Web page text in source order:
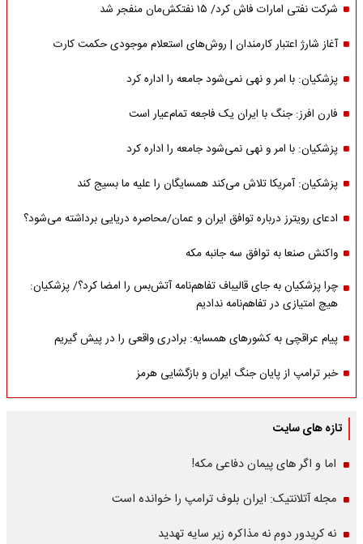
شرکت نفتی امارات فاش کرد/ ۱۵ نفتکش‌مان منفجر شد
آغاز شارژ اعتبار کارمندان | روش‌های استعلام موجودی حکمت کارت
پزشکیان: با امر و نهی نمی‌شود جامعه را اداره کرد
فارن افرز: جنگ با ایران یک فاجعه تمام‌عیار است
پزشکیان: با امر و نهی نمی‌شود جامعه را اداره کرد
پزشکیان: آمریکا تلاش می‌کند همسایگان را علیه ما بسیج کند
ادعای رویترز درباره توافق ایران و عمان/محاصره دریایی برداشته می‌شود؟
واکنش صنعا به توافق سه جانبه مکه
چرا پزشکیان به جای قالیباف تفاهم‌نامه آتش‌بس را امضا کرد؟/ پزشکیان:
هیچ امتیازی در تفاهم‌نامه ندادیم
پیام عراقچی به کشورهای همسایه: برادری واقعی را در پیش گیریم
خبر ترامپ از پایان جنگ ایران و بازگشایی هرمز
تازه های سایت
اما و اگر های پیمان دفاعی مکه!
مجله آتلانتیک: ایران بلوف ترامپ را خوانده است
نه کریدور دوم نه مذاکره زیر سایه تهدید